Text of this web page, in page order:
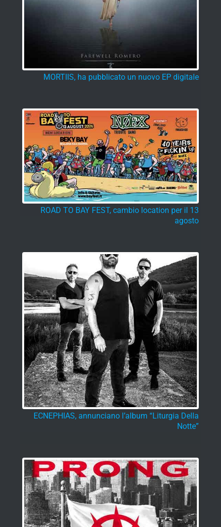
MORTIIS, ha pubblicato un nuovo EP digitale
ROAD TO BAY FEST, cambio location per il 13
agosto
ECNEPHIAS, annunciano l’album “Liturgia Della
Notte”